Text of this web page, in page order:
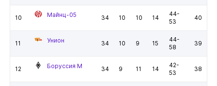
10 Майнц-05 34 10 10 14
44-
53
40
11 Унион 34 10 9 15
44-
58
39
12 Боруссия М 34 9 11 14
42-
53
38